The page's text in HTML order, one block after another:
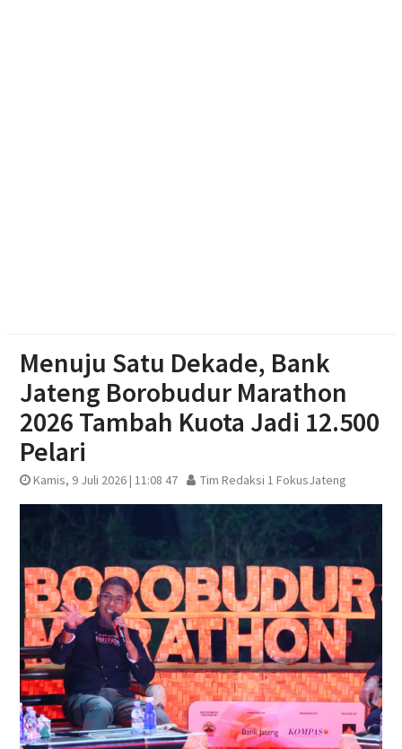
Menuju Satu Dekade, Bank
Jateng Borobudur Marathon
2026 Tambah Kuota Jadi 12.500
Pelari
Kamis, 9 Juli 2026 | 11:08 47 Tim Redaksi 1 FokusJateng